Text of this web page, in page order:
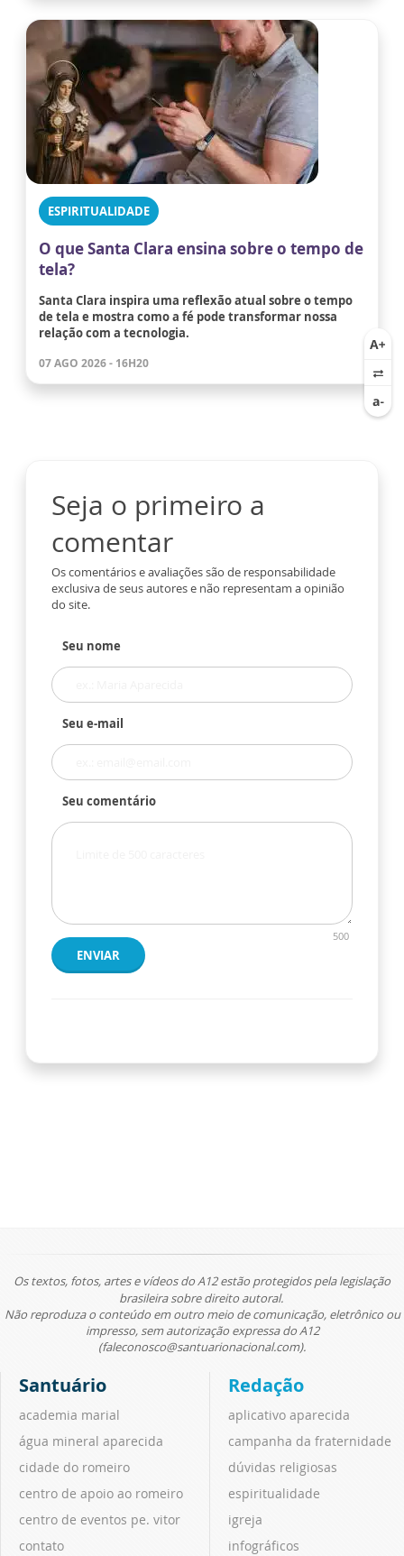
ESPIRITUALIDADE
O que Santa Clara ensina sobre o tempo de
tela?
Santa Clara inspira uma reflexão atual sobre o tempo
de tela e mostra como a fé pode transformar nossa
relação com a tecnologia.
07 AGO 2026 - 16H20
Seja o primeiro a
comentar
Os comentários e avaliações são de responsabilidade
exclusiva de seus autores e não representam a opinião
do site.
Seu nome
Seu e-mail
Seu comentário
500
ENVIAR
Os textos, fotos, artes e vídeos do A12 estão protegidos pela legislação
brasileira sobre direito autoral.
Não reproduza o conteúdo em outro meio de comunicação, eletrônico ou
impresso, sem autorização expressa do A12
(faleconosco@santuarionacional.com).
Santuário
academia marial
água mineral aparecida
cidade do romeiro
centro de apoio ao romeiro
centro de eventos pe. vitor
contato
Redação
aplicativo aparecida
campanha da fraternidade
dúvidas religiosas
espiritualidade
igreja
infográficos